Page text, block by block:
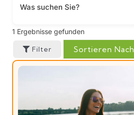
1 Ergebnisse gefunden
Filter Sortieren Nach